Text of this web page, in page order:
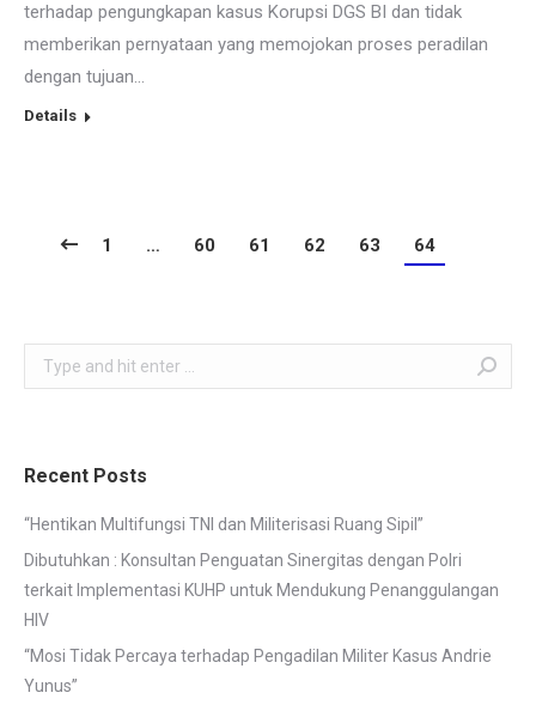
terhadap pengungkapan kasus Korupsi DGS BI dan tidak
memberikan pernyataan yang memojokan proses peradilan
dengan tujuan…
Details
1 … 60 61 62 63 64
Search:
Recent Posts
“Hentikan Multifungsi TNI dan Militerisasi Ruang Sipil”
Dibutuhkan : Konsultan Penguatan Sinergitas dengan Polri
terkait Implementasi KUHP untuk Mendukung Penanggulangan
HIV
“Mosi Tidak Percaya terhadap Pengadilan Militer Kasus Andrie
Yunus”